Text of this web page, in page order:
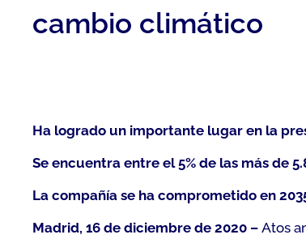
cambio climático
Ha logrado un importante lugar en la
Se encuentra entre el 5% de las más de
La compañía se ha comprometido en
Madrid, 16 de diciembre de 2020 – Atos